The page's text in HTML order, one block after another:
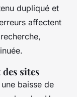
dupliqué et
affectent
sites
baisse de